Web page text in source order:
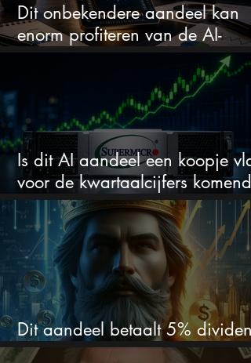
Dit onbekendere aandeel kan
enorm profiteren van de AI-
revolutie
Is dit AI aandeel een koopje
voor de kwartaalcijfers komende
week?
Dit aandeel betaalt 5%
Ik koop nog steeds bij